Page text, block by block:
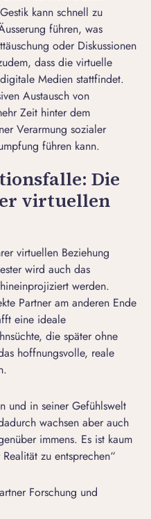
kann schnell zu
führen, was
oder Diskussionen
dass die virtuelle
Medien stattfindet.
Austausch von
Zeit hinter dem
Verarmung sozialer
führen kann.
Die
virtuellen
virtuellen Beziehung
wird auch das
werden.
Partneram anderen Ende
eine ideale
die später ohne
hoffnungsvolle, reale
und in seiner Gefühlswelt
wachsen aber auch
immens. Es ist kaum
zu entsprechen“
Forschung und